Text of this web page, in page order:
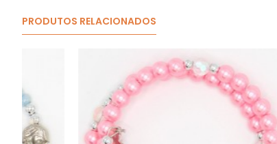
PRODUTOS RELACIONADOS